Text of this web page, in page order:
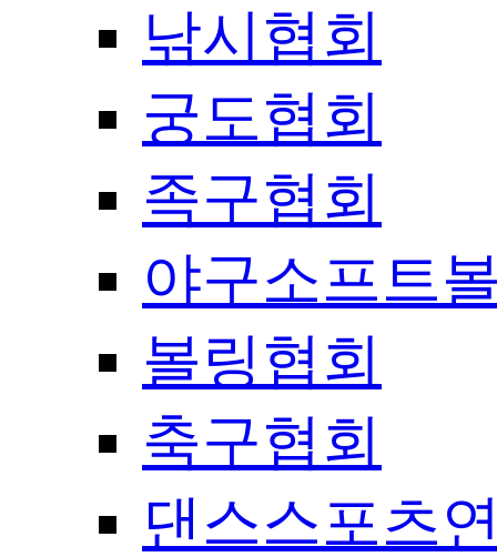
낚시협회
궁도협회
족구협회
야구소프트
볼링협회
축구협회
댄스스포츠